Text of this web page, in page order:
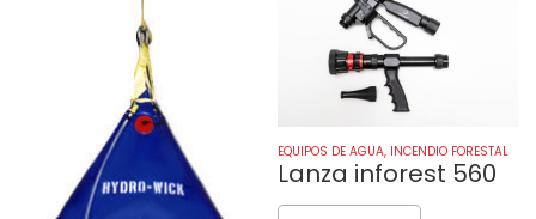
EQUIPOS DE AGUA, INCENDIO FORESTAL
Lanza inforest 560